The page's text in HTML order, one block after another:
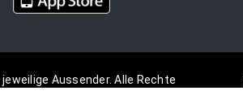
Aussender. Alle Rechte